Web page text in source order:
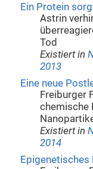
Ein Protein
Astrin
Tod
Existiert in
2013
Eine neue
Freiburger
chemische
Existiert in
2014